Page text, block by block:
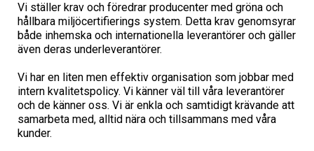
Vi ställer krav och föredrar producenter med gröna och
hållbara miljöcertifierings system. Detta krav genomsyrar
både inhemska och internationella leverantörer och gäller
även deras underleverantörer.
Vi har en liten men effektiv organisation som jobbar med
intern kvalitetspolicy. Vi känner väl till våra leverantörer
och de känner oss. Vi är enkla och samtidigt krävande att
samarbeta med, alltid nära och tillsammans med våra
kunder.